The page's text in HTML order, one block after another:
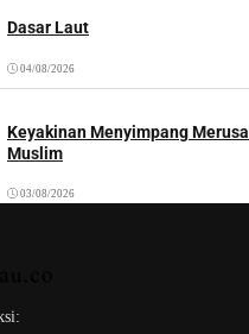
Dasar Laut
04/08/2026
Keyakinan Menyimpang
Muslim
03/08/2026